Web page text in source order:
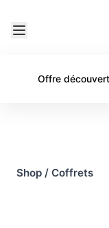
Offre
Shop / Coffrets